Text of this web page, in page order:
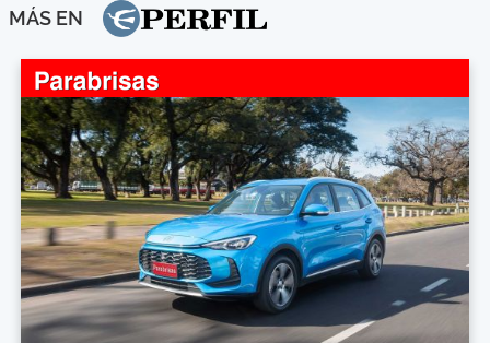
MÁS EN